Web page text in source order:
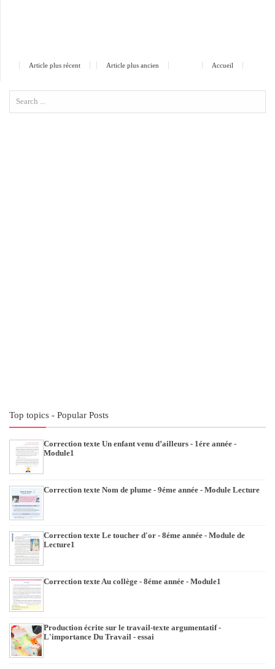
Article plus récent Article plus ancien Accueil
Top topics - Popular Posts
Correction texte Un enfant venu d’ailleurs - 1ére année -
Module1
Correction texte Nom de plume - 9éme année - Module Lecture
Correction texte Le toucher d'or - 8éme année - Module de
Lecture1
Correction texte Au collège - 8éme année - Module1
Production écrite sur le travail-texte argumentatif -
L'importance Du Travail - essai